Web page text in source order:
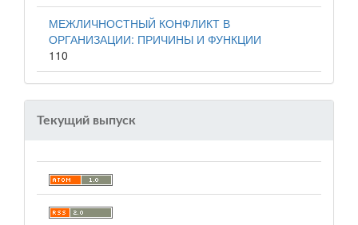
МЕЖЛИЧНОСТНЫЙ КОНФЛИКТ В
ОРГАНИЗАЦИИ: ПРИЧИНЫ И ФУНКЦИИ
110
Текущий выпуск